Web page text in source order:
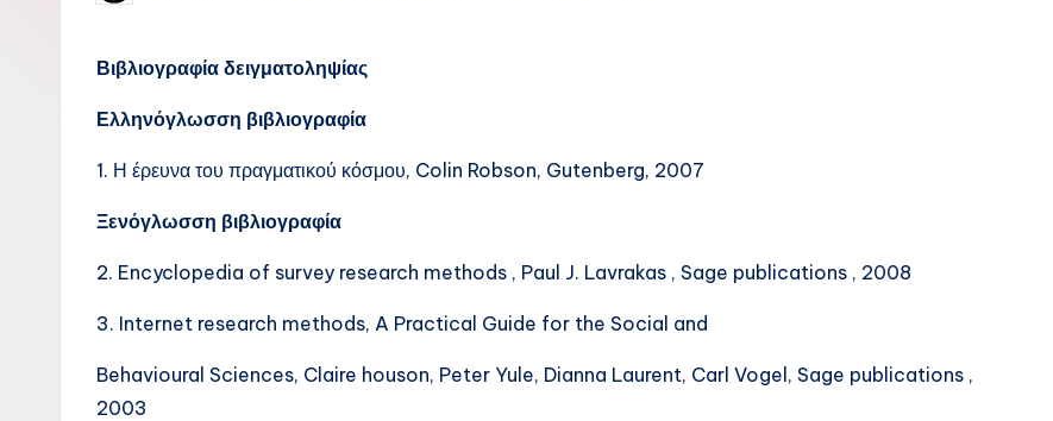
άλλους
by
Βιβλιογραφία δειγματοληψίας
Ελληνόγλωσση βιβλιογραφία
1. Η έρευνα του πραγματικού κόσμου, Colin Robson, Gutenberg, 2007
Ξενόγλωσση βιβλιογραφία
2. Encyclopedia of survey research methods , Paul J. Lavrakas , Sage publications , 2008
3. Internet research methods, A Practical Guide for the Social and
Behavioural Sciences, Claire houson, Peter Yule, Dianna Laurent, Carl Vogel, Sage publications ,
2003